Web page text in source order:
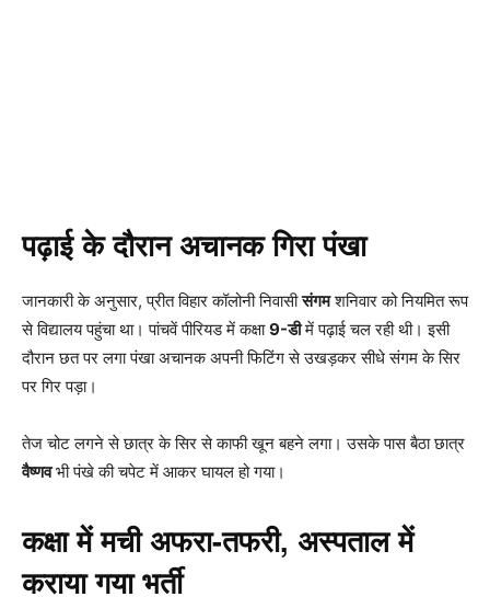
पढ़ाई के दौरान अचानक गिरा पंखा
जानकारी के अनुसार, प्रीत विहार कॉलोनी निवासीसंगमशनिवार को नियमित रूप
से विद्यालय पहुंचा था। पांचवें पीरियड में कक्षा9-डीमें पढ़ाई चल रही थी। इसी
दौरान छत पर लगा पंखा अचानक अपनी फिटिंग से उखड़कर सीधे संगम के सिर
पर गिर पड़ा।
तेज चोट लगने से छात्र के सिर से काफी खून बहने लगा। उसके पास बैठा छात्र
वैष्णवभी पंखे की चपेट में आकर घायल हो गया।
कक्षा में मची अफरा-तफरी, अस्पताल में
कराया गया भर्ती